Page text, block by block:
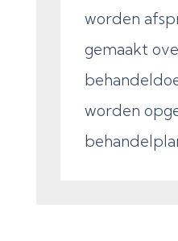
worden
gemaakt
worden